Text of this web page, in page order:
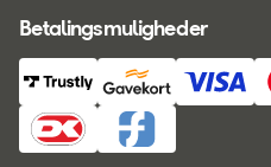
Betalingsmuligheder